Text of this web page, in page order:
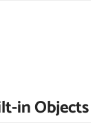
in Objects